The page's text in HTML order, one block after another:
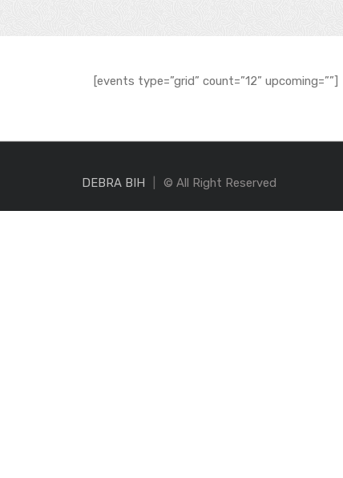
[events type=”grid” count=”12” upcoming=””]
DEBRA BIH © All Right Reserved